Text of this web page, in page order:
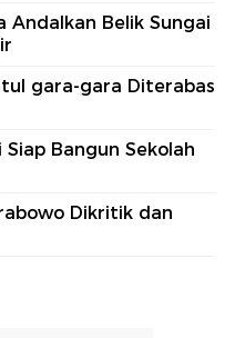
Andalkan Belik Sungai
gara-gara Diterabas
Bangun Sekolah
Dikritik dan